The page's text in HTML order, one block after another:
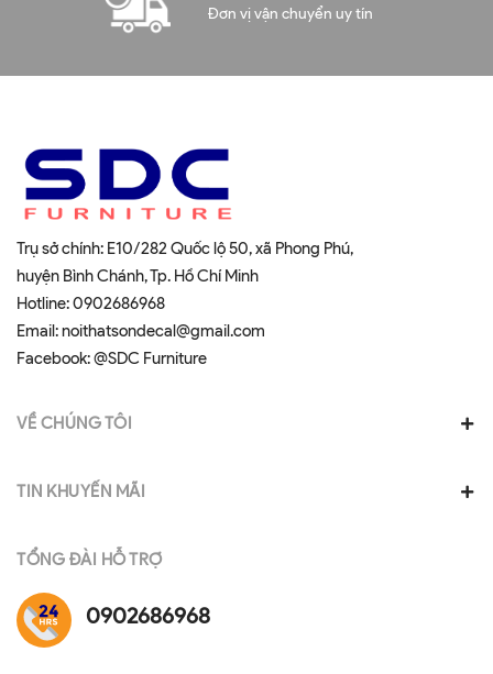
Đơn vị vận chuyển uy tín
Trụ sở chính: E10/282 Quốc lộ 50, xã Phong Phú,
huyện Bình Chánh, Tp. Hồ Chí Minh
Hotline:0902686968
Email:noithatsondecal@gmail.com
Facebook:@SDC Furniture
VỀ CHÚNG TÔI
TIN KHUYẾN MÃI
TỔNG ĐÀI HỖ TRỢ
0902686968